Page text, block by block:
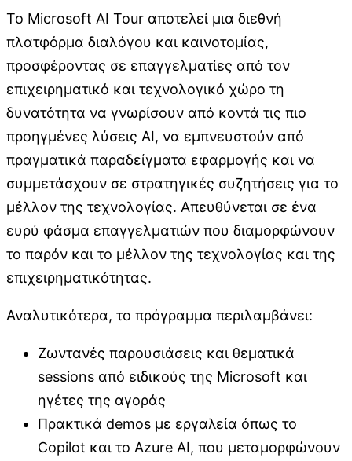
Το Microsoft AI Tour αποτελεί μια διεθνή
πλατφόρμα διαλόγου και καινοτομίας,
προσφέροντας σε επαγγελματίες από τον
επιχειρηματικό και τεχνολογικό χώρο τη
δυνατότητα να γνωρίσουν από κοντά τις πιο
προηγμένες λύσεις AI, να εμπνευστούν από
πραγματικά παραδείγματα εφαρμογής και να
συμμετάσχουν σε στρατηγικές συζητήσεις για το
μέλλον της τεχνολογίας. Απευθύνεται σε ένα
ευρύ φάσμα επαγγελματιών που διαμορφώνουν
το παρόν και το μέλλον της τεχνολογίας και της
επιχειρηματικότητας.
Αναλυτικότερα, το πρόγραμμα περιλαμβάνει:
Ζωντανές παρουσιάσεις και θεματικά
sessions από ειδικούς της Microsoft και
ηγέτες της αγοράς
Πρακτικά demos με εργαλεία όπως το
Copilot και το Azure AI, που μεταμορφώνουν